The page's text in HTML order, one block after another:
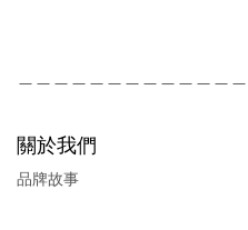
關於我們
品牌故事